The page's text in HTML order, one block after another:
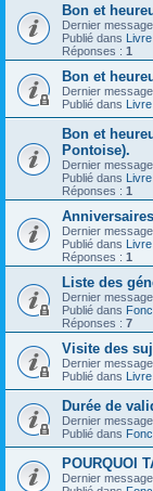
Bon et
Dernier
Publié dans
Réponses : 1
Bon et
Dernier
Publié dans
Bon et
Pontoise).
Dernier
Publié dans
Réponses : 1
Dernier
Publié dans
Réponses : 1
Liste des
Dernier
Publié dans
Réponses : 7
Visite des
Dernier
Publié dans
Durée de
Dernier
Publié dans
POURQUOI
Dernier